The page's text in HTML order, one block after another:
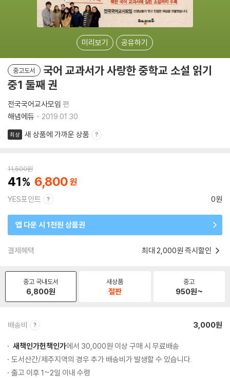
미리보기 공유하기
중고도서
국어 교과서가 사랑한 중학교 소설 읽기
중1 둘째 권
전국국어교사모임 편
해냄에듀
2019.01.30.
최상 새 상품에 가까운 상품
11,500원
41 6,800
YES포인트 0원
앱 다운 시 1천원 상품권
결제혜택 최대 2,000원 즉시할인
중고 국내도서
6,800원
새상품
절판
중고
950원~
배송비 3,000원
새책인가헌책인가에서 30,000원 이상 구매 시 무료배송
도서산간/제주지역의 경우 추가 배송비가 발생할 수 있습니다.
출고 이후 1~2일 이내 수령